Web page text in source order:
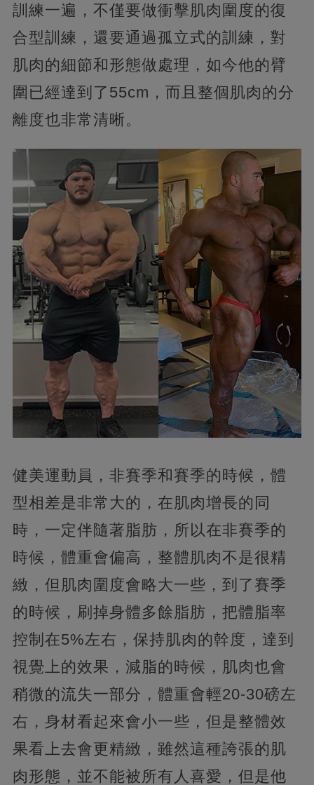
訓練一遍，不僅要做衝擊肌肉圍度的復
合型訓練，還要通過孤立式的訓練，對
肌肉的細節和形態做處理，如今他的臂
圍已經達到了55cm，而且整個肌肉的分
離度也非常清晰。
健美運動員，非賽季和賽季的時候，體
型相差是非常大的，在肌肉增長的同
時，一定伴隨著脂肪，所以在非賽季的
時候，體重會偏高，整體肌肉不是很精
緻，但肌肉圍度會略大一些，到了賽季
的時候，刷掉身體多餘脂肪，把體脂率
控制在5%左右，保持肌肉的幹度，達到
視覺上的效果，減脂的時候，肌肉也會
稍微的流失一部分，體重會輕20-30磅左
右，身材看起來會小一些，但是整體效
果看上去會更精緻，雖然這種誇張的肌
肉形態，並不能被所有人喜愛，但是他